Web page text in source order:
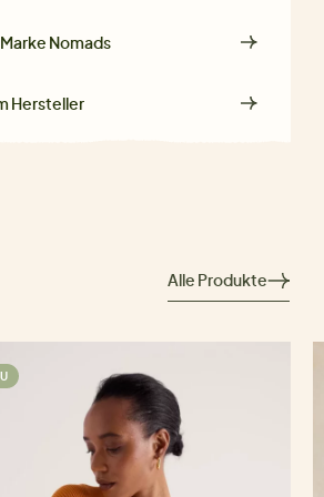
Nomads
Hersteller
Alle Produkte